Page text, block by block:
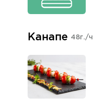
Канапе 48г./